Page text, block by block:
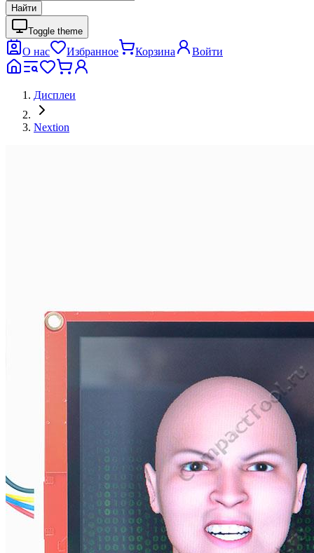
Найти
Toggle theme
О нас Избранное Корзина Войти
Дисплеи
Nextion